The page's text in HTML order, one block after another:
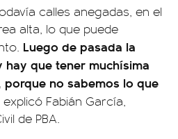
calles anegadas, en el
alta, lo que puede
Luego de pasada la
que tener muchísima
porque no sabemos lo que
explicó Fabián García,
de PBA.